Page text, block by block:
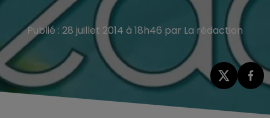
Publié : 28 juillet 2014 à 18h46 par La rédaction